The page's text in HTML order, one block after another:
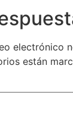
electrónico
están